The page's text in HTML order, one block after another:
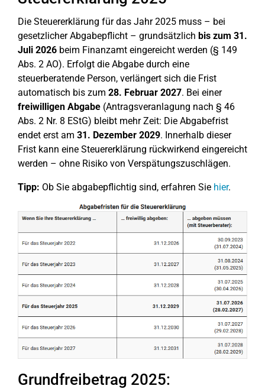
Die Steuererklärung für das Jahr 2025 muss – bei
gesetzlicher Abgabepflicht – grundsätzlich bis zum 31.
Juli 2026 beim Finanzamt eingereicht werden (§ 149
Abs. 2 AO). Erfolgt die Abgabe durch eine
steuerberatende Person, verlängert sich die Frist
automatisch bis zum 28. Februar 2027. Bei einer
freiwilligen Abgabe (Antragsveranlagung nach § 46
Abs. 2 Nr. 8 EStG) bleibt mehr Zeit: Die Abgabefrist
endet erst am 31. Dezember 2029. Innerhalb dieser
Frist kann eine Steuererklärung rückwirkend eingereicht
werden – ohne Risiko von Verspätungszuschlägen.
Tipp: Ob Sie abgabepflichtig sind, erfahren Sie hier.
Grundfreibetrag 2025: